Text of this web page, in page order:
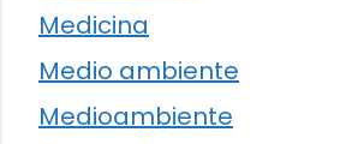
Medicina
Medio ambiente
Medioambiente